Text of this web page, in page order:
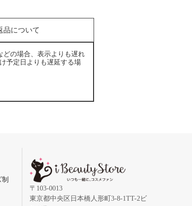
品について
どの場合、表示よりも遅れ
予定日よりも遅延する場
〒103-0013
東京都中央区日本橋人形町3-8-1TT-2ビ